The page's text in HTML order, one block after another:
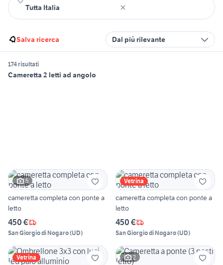
Salva ricerca Dal più rilevante
174 risultati
Cameretta 2 letti ad angolo
5
cameretta completa con ponte a
letto
450 €
San Giorgio di Nogaro(UD)
Vetrina
cameretta completa con ponte a
letto
450 €
San Giorgio di Nogaro(UD)
Vetrina 2